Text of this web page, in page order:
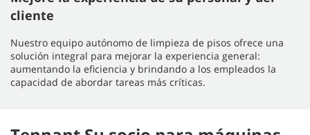
cliente
Nuestro equipo autónomo de limpieza de pisos ofrece una
solución integral para mejorar la experiencia general:
aumentando la eficiencia y brindando a los empleados la
capacidad de abordar tareas más críticas.